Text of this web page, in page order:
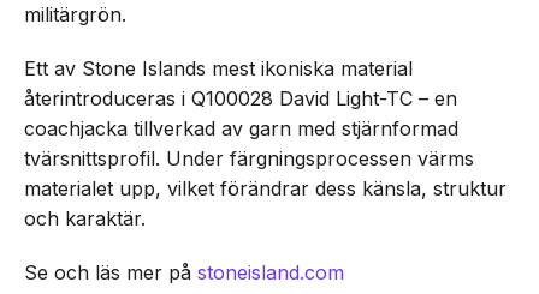
militärgrön.
Ett av Stone Islands mest ikoniska material
återintroduceras i Q100028 David Light-TC – en
coachjacka tillverkad av garn med stjärnformad
tvärsnittsprofil. Under färgningsprocessen värms
materialet upp, vilket förändrar dess känsla, struktur
och karaktär.
Se och läs mer på stoneisland.com